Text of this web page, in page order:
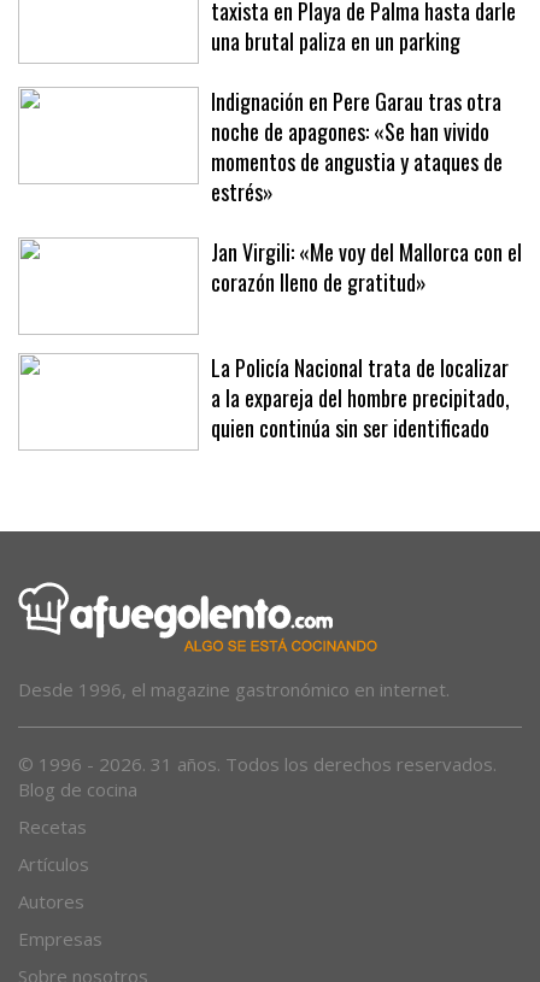
taxista en Playa de Palma hasta darle
una brutal paliza en un parking
Indignación en Pere Garau tras otra
noche de apagones: «Se han vivido
momentos de angustia y ataques de
estrés»
Jan Virgili: «Me voy del Mallorca con el
corazón lleno de gratitud»
La Policía Nacional trata de localizar
a la expareja del hombre precipitado,
quien continúa sin ser identificado
Desde 1996, el magazine gastronómico en internet.
© 1996 - 2026. 31 años. Todos los derechos reservados.
Blog de cocina
Recetas
Artículos
Autores
Empresas
Sobre nosotros